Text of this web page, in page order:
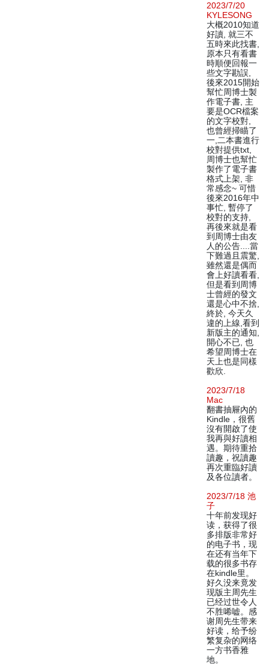
2023/7/20
KYLESONG
大概2010知道
好讀, 就三不
五時來此找書,
原本只有看書
時順便回報一
些文字勘誤,
後來2015開始
幫忙周博士製
作電子書, 主
要是OCR檔案
的文字校對,
也曾經掃瞄了
一,二本書進行
校對提供txt,
周博士也幫忙
製作了電子書
格式上架, 非
常感念~ 可惜
後來2016年中
事忙, 暫停了
校對的支持,
再後來就是看
到周博士由友
人的公告....當
下難過且震驚,
雖然還是偶而
會上好讀看看,
但是看到周博
士曾經的發文
還是心中不捨,
終於, 今天久
違的上線,看到
新版主的通知,
開心不已, 也
希望周博士在
天上也是同樣
歡欣.
2023/7/18
Mac
翻書抽屜內的
Kindle，很舊
沒有開啟了使
我再與好讀相
遇。期待重拾
讀趣，祝讀趣
再次重臨好讀
及各位讀者。
2023/7/18 池
子
十年前发现好
读，获得了很
多排版非常好
的电子书，现
在还有当年下
载的很多书存
在kindle里。
好久没来竟发
现版主周先生
已经过世令人
不胜唏嘘。感
谢周先生带来
好读，给予纷
繁复杂的网络
一方书香雅
地。